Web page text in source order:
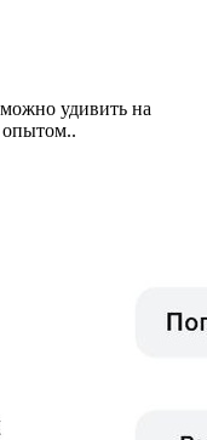
удивить на